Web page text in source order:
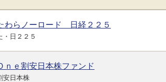
わらノーロード 日経２２５
・日２２５
ｎｅ割安日本株ファンド
安日本株